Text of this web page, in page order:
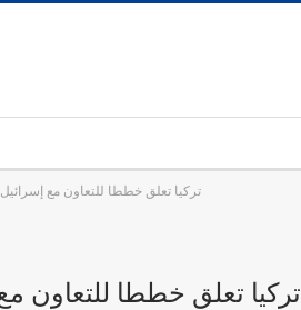
تركيا تعلق خططا للتعاون مع
تركيا تعلق خططا للتعاون